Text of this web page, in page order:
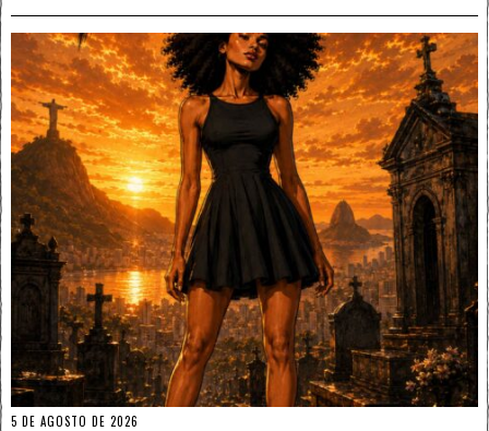
5 DE AGOSTO DE 2026